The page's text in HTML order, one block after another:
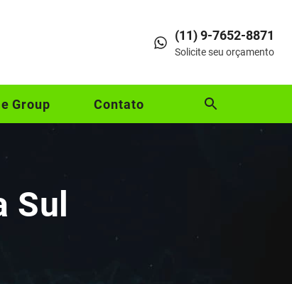
(11) 9-7652-8871
Solicite seu orçamento
Group Contato